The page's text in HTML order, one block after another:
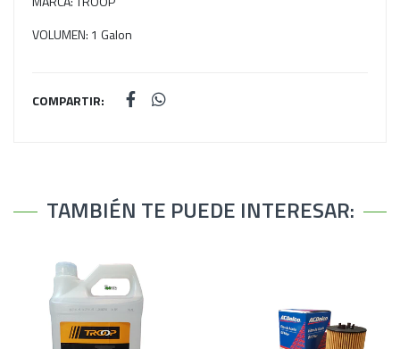
VOLUMEN: 1 Galon
COMPARTIR:
TAMBIÉN TE PUEDE INTERESAR: